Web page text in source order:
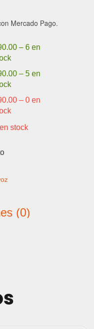
Mercado Pago.
–6 en
–5 en
–0 en
stock
(0)